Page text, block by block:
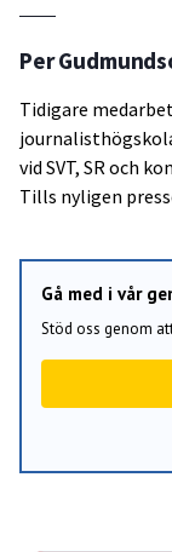
Per
Tidigare
vid SVT, SR och
Tills nyligen
Gå med i vår
Stöd oss genom